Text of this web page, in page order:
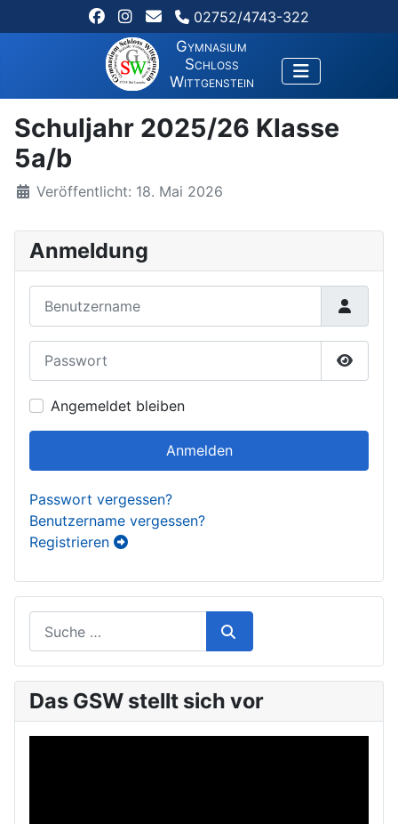
02752/4743-322
Gymnasium
Schloss
Wittgenstein
Anmeldung
Angemeldet bleiben
Anmelden
Passwort vergessen?
Benutzername vergessen?
Registrieren
Das GSW stellt sich vor
Schuljahr 2025/26 Klasse
5a/b
Veröffentlicht: 18. Mai 2026